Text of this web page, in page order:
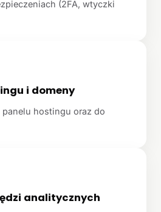
(2FA, wtyczki
i domeny
hostingu oraz do
analitycznych